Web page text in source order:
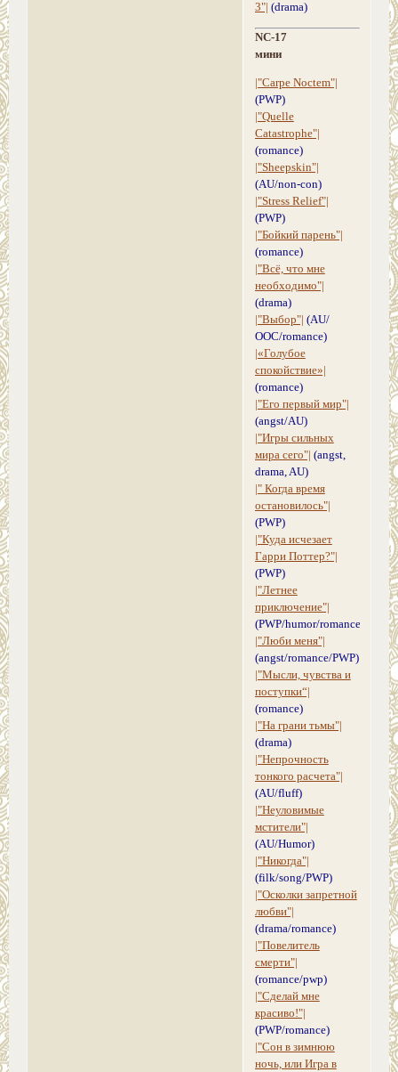
3"| (drama)
NC-17
мини
|"Carpe Noctem"|
(PWP)
|"Quelle
Catastrophe"|
(romance)
|"Sheepskin"|
(AU/non-con)
|"Stress Relief"|
(PWP)
|"Бойкий парень"|
(romance)
|"Всё, что мне
необходимо"|
(drama)
|"Выбор"| (AU/
ОOС/romance)
|«Голубое
спокойствие»|
(romance)
|"Его первый мир"|
(angst/AU)
|"Игры сильных
мира сего"| (angst,
drama, AU)
|" Когда время
остановилось"|
(PWP)
|"Куда исчезает
Гарри Поттер?"|
(PWP)
|"Летнее
приключение"|
(PWP/humor/romance)
|"Люби меня"|
(angst/romance/PWP)
|"Мысли, чувства и
поступки“|
(romance)
|"На грани тьмы"|
(drama)
|"Непрочность
тонкого расчета"|
(AU/fluff)
|"Неуловимые
мстители"|
(AU/Humor)
|"Никогда"|
(filk/song/PWP)
|"Осколки запретной
любви"|
(drama/romance)
|"Повелитель
смерти"|
(romance/pwp)
|"Сделай мне
красиво!"|
(PWP/romance)
|"Сон в зимнюю
ночь, или Игра в